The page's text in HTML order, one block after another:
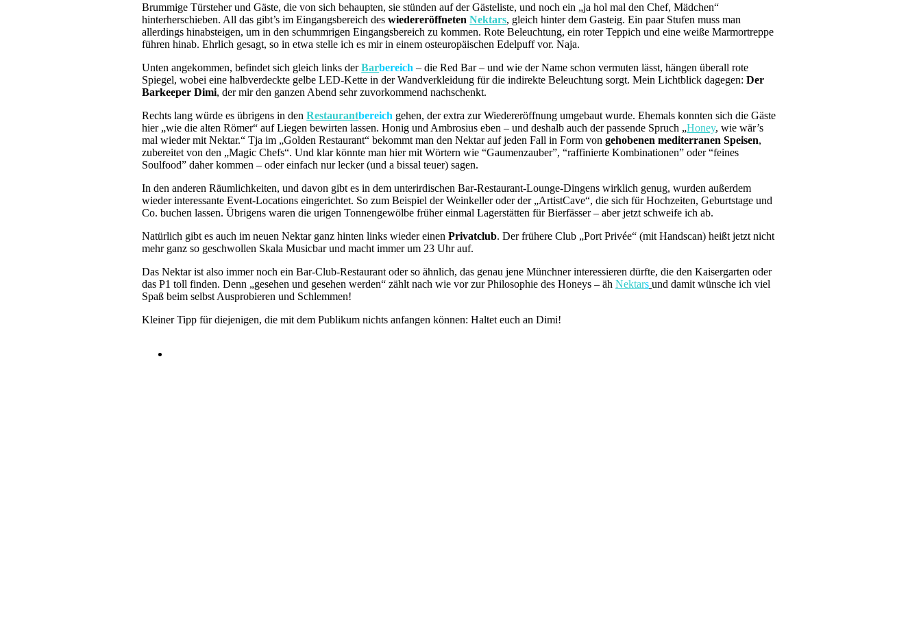
Brummige Türsteher und Gäste, die von sich behaupten, sie stünden auf der Gästeliste, und noch ein „ja hol mal den Chef, Mädchen“
hinterherschieben. All das gibt’s im Eingangsbereich deswiedereröffnetenNektars, gleich hinter dem Gasteig. Ein paar Stufen muss man
allerdings hinabsteigen, um in den schummrigen Eingangsbereich zu kommen. Rote Beleuchtung, ein roter Teppich und eine weiße Marmortreppe
führen hinab. Ehrlich gesagt, so in etwa stelle ich es mir in einem osteuropäischen Edelpuff vor. Naja.
Unten angekommen, befindet sich gleich links derBarbereich – die Red Bar – und wie der Name schon vermuten lässt, hängen überall rote
Spiegel, wobei eine halbverdeckte gelbe LED-Kette in der Wandverkleidung für die indirekte Beleuchtung sorgt. Mein Lichtblick dagegen:Der
Barkeeper Dimi, der mir den ganzen Abend sehr zuvorkommend nachschenkt.
Rechts lang würde es übrigens in denRestaurantbereich gehen, der extra zur Wiedereröffnung umgebaut wurde. Ehemals konnten sich die Gäste
hier „wie die alten Römer“ auf Liegen bewirten lassen. Honig und Ambrosius eben – und deshalb auch der passende Spruch „Honey, wie wär’s
mal wieder mit Nektar.“ Tja im „Golden Restaurant“ bekommt man den Nektar auf jeden Fall in Form vongehobenen mediterranen Speisen,
zubereitet von den „Magic Chefs“. Und klar könnte man hier mit Wörtern wie “Gaumenzauber”, “raffinierte Kombinationen” oder “feines
Soulfood” daher kommen – oder einfach nur lecker (und a bissal teuer) sagen.
In den anderen Räumlichkeiten, und davon gibt es in dem unterirdischen Bar-Restaurant-Lounge-Dingens wirklich genug, wurden außerdem
wieder interessante Event-Locations eingerichtet. So zum Beispiel der Weinkeller oder der „ArtistCave“, die sich für Hochzeiten, Geburtstage und
Co. buchen lassen. Übrigens waren die urigen Tonnengewölbe früher einmal Lagerstätten für Bierfässer – aber jetzt schweife ich ab.
Natürlich gibt es auch im neuen Nektar ganz hinten links wieder einenPrivatclub. Der frühere Club „Port Privée“ (mit Handscan) heißt jetzt nicht
mehr ganz so geschwollen Skala Musicbar und macht immer um 23 Uhr auf.
Das Nektar ist also immer noch ein Bar-Club-Restaurant oder so ähnlich, das genau jene Münchner interessieren dürfte, die den Kaisergarten oder
das P1 toll finden. Denn „gesehen und gesehen werden“ zählt nach wie vor zur Philosophie des Honeys – ähNektars und damit wünsche ich viel
Spaß beim selbst Ausprobieren und Schlemmen!
Kleiner Tipp für diejenigen, die mit dem Publikum nichts anfangen können: Haltet euch an Dimi!